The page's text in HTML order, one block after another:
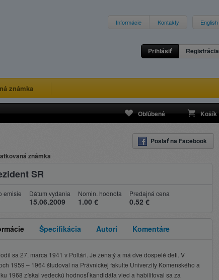
Informácie Kontakty English
Prihlásiť Registrácia
známka
Obľúbené Košík
Poslať na Facebook
známka
SR
emisie Dátum vydania
15.06.2009
Nomin. hodnota
1.00 €
Predajná cena
0.52 €
Špecifikácia Autori Komentáre
sa 27. marca 1941 v Poltári. Je ženatý a má dve dospelé deti. V
1959 – 1964 študoval na Právnickej fakulte Univerzity Komenského a
1968 získal vedeckú hodnosť kandidáta vied a habilitoval sa za